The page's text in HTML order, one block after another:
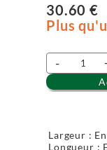
30.60 €
Plus
-
Largeur :
Longueur :